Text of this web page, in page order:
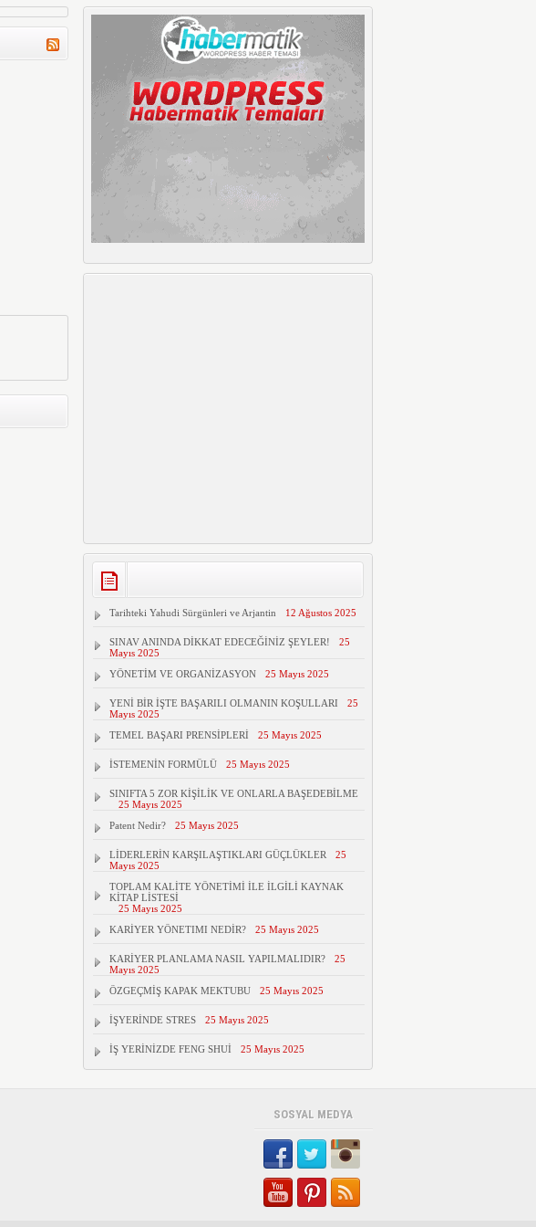
Tarihteki Yahudi Sürgünleri ve Arjantin 12 Ağustos 2025
SINAV ANINDA DİKKAT EDECEĞİNİZ ŞEYLER!
25
Mayıs 2025
YÖNETİM VE ORGANİZASYON
25 Mayıs 2025
YENİ BİR İŞTE BAŞARILI OLMANIN KOŞULLARI
25
Mayıs 2025
TEMEL BAŞARI PRENSİPLERİ
25 Mayıs 2025
İSTEMENİN FORMÜLÜ 25 Mayıs 2025
SINIFTA 5 ZOR KİŞİLİK VE ONLARLA BAŞEDEBİLME
25 Mayıs 2025
Patent Nedir?
25 Mayıs 2025
LİDERLERİN KARŞILAŞTIKLARI GÜÇLÜKLER
25
Mayıs 2025
TOPLAM KALİTE YÖNETİMİ İLE İLGİLİ KAYNAK
KİTAP LİSTESİ
25 Mayıs 2025
KARİYER YÖNETIMI NEDİR?
25 Mayıs 2025
KARİYER PLANLAMA NASIL YAPILMALIDIR?
25
Mayıs 2025
ÖZGEÇMİŞ KAPAK MEKTUBU
25 Mayıs 2025
İŞYERİNDE STRES 25 Mayıs 2025
İŞ YERİNİZDE FENG SHUİ 25 Mayıs 2025
SOSYAL MEDYA